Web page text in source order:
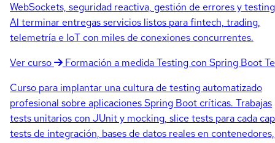
WebSockets, seguridad reactiva, gestión de errores y
Al terminar entregas servicios listos para fintech, trading,
telemetría e IoT con miles de conexiones concurrentes.
Ver curso
Formación a medidaTesting con Spring Boot
Curso para implantar una cultura de testing automatizado
profesional sobre aplicaciones Spring Boot críticas. Trabajas
tests unitarios con JUnit y mocking, slice tests para cada
tests de integración, bases de datos reales en contenedores,